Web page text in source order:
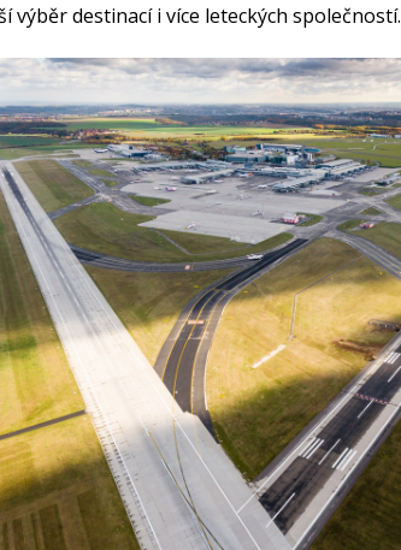
výběr destinací i více leteckých společností.